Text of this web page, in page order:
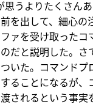
思うよりたくさん
を出して、細心の
ァを受け取ったコ
だと説明した。さ
いた。コマンドプ
ることになるが、
されるという事実